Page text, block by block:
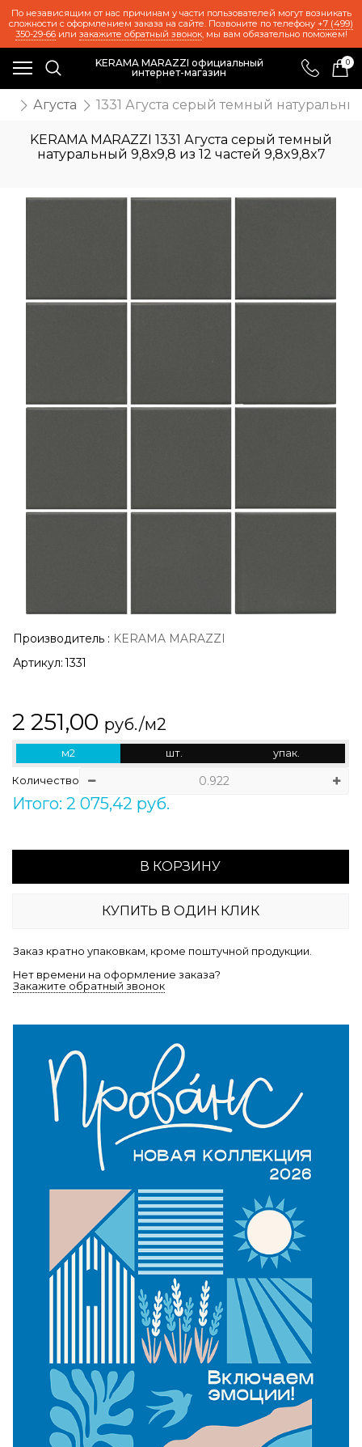
По независящим от нас причинам у части пользователей могут возникать
сложности с оформлением заказа на сайте. Позвоните по телефону +7 (499)
350-29-66или закажите обратный звонок, мы вам обязательно поможем!
KERAMA MARAZZI официальный
интернет-магазин
0
Агуста 1331 Агуста серый темный
KERAMA MARAZZI 1331 Агуста серый темный
натуральный 9,8х9,8 из 12 частей 9,8x9,8x7
Производитель : KERAMA MARAZZI
Артикул: 1331
2 251,00 руб./м2
м2 шт. упак.
Количество
Итого: 2 075,42 руб.
В КОРЗИНУ
КУПИТЬ В ОДИН КЛИК
Заказ кратно упаковкам, кроме поштучной продукции.
Нет времени на оформление заказа?
Закажите обратный звонок